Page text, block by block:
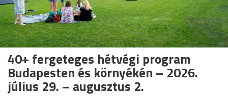
40+ fergeteges hétvégi program
Budapesten és környékén – 2026.
július 29. – augusztus 2.